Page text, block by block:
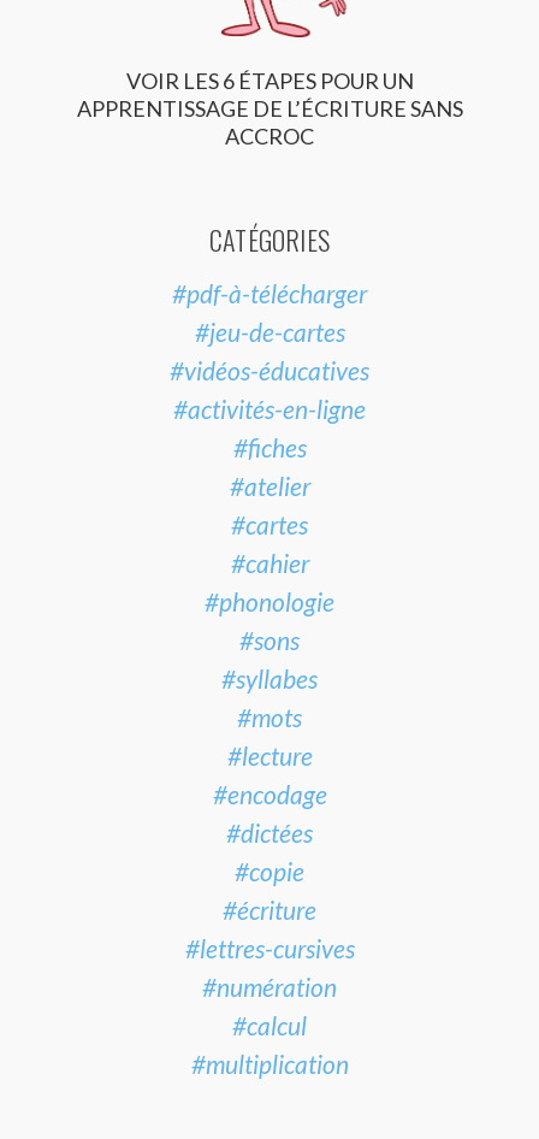
VOIR LES 6 ÉTAPES POUR UN
APPRENTISSAGE DE L’ÉCRITURE SANS
ACCROC
CATÉGORIES
#pdf-à-télécharger
#jeu-de-cartes
#vidéos-éducatives
#activités-en-ligne
#fiches
#atelier
#cartes
#cahier
#phonologie
#sons
#syllabes
#mots
#lecture
#encodage
#dictées
#copie
#écriture
#lettres-cursives
#numération
#calcul
#multiplication